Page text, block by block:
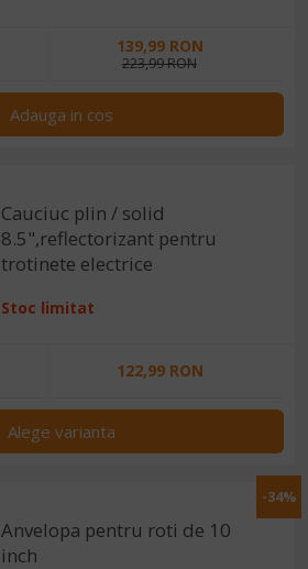
139,99 RON
223,99 RON
Adauga in cos
Cauciuc plin / solid
8.5",reflectorizant pentru
trotinete electrice
Stoc limitat
122,99 RON
Alege varianta
-34%
Anvelopa pentru roti de 10
inch